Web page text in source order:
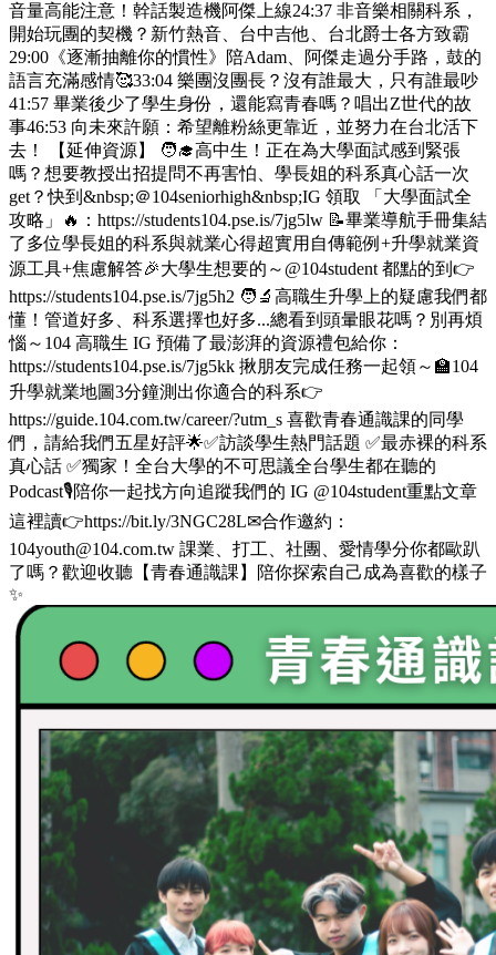
音量高能注意！幹話製造機阿傑上線24:37 非音樂相關科系，
開始玩團的契機？新竹熱音、台中吉他、台北爵士各方致霸
29:00《逐漸抽離你的慣性》陪Adam、阿傑走過分手路，鼓的
語言充滿感情🥰33:04 樂團沒團長？沒有誰最大，只有誰最吵
41:57 畢業後少了學生身份，還能寫青春嗎？唱出Z世代的故
事46:53 向未來許願：希望離粉絲更靠近，並努力在台北活下
去！ 【延伸資源】 🧑‍🎓高中生！正在為大學面試感到緊張
嗎？想要教授出招提問不再害怕、學長姐的科系真心話一次
get？快到&nbsp;＠104seniorhigh&nbsp;IG 領取 「大學面試全
攻略」🔥：https://students104.pse.is/7jg5lw 📝畢業導航手冊集結
了多位學長姐的科系與就業心得超實用自傳範例+升學就業資
源工具+焦慮解答🎉大學生想要的～@104student 都點的到👉
https://students104.pse.is/7jg5h2 🧑‍🔬高職生升學上的疑慮我們都
懂！管道好多、科系選擇也好多...總看到頭暈眼花嗎？別再煩
惱～104 高職生 IG 預備了最澎湃的資源禮包給你：
https://students104.pse.is/7jg5kk 揪朋友完成任務一起領～🏫104
升學就業地圖3分鐘測出你適合的科系👉
https://guide.104.com.tw/career/?utm_s 喜歡青春通識課的同學
們，請給我們五星好評🌟✅訪談學生熱門話題 ✅最赤裸的科系
真心話 ✅獨家！全台大學的不可思議全台學生都在聽的
Podcast🎙️陪你一起找方向追蹤我們的 IG @104student重點文章
這裡讀👉https://bit.ly/3NGC28L✉合作邀約：
104youth@104.com.tw 課業、打工、社團、愛情學分你都歐趴
了嗎？歡迎收聽【青春通識課】陪你探索自己成為喜歡的樣子
✨